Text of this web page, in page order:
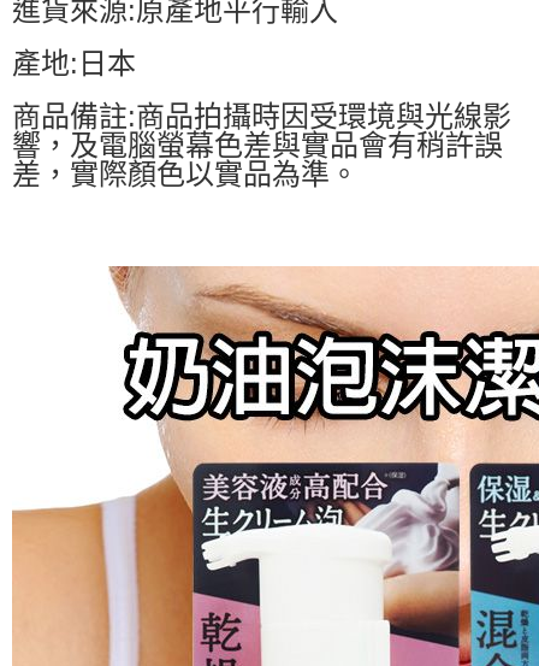
進貨來源:原產地平行輸入
產地:日本
商品備註:商品拍攝時因受環境與光線影
響，及電腦螢幕色差與實品會有稍許誤
差，實際顏色以實品為準。